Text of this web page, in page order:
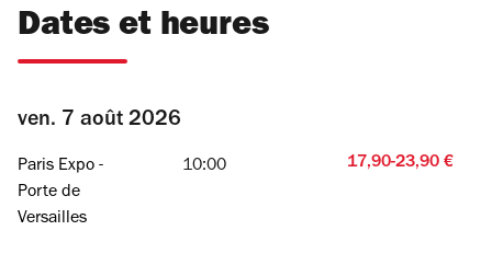
Dates et heures
ven. 7 août 2026
Paris Expo -
Porte de
Versailles
10:00 17,90-23,90 €